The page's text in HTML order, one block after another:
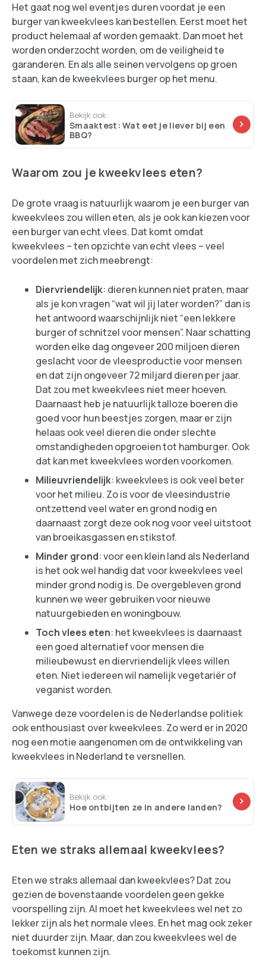
Het gaat nog wel eventjes duren voordat je een
burger van kweekvlees kan bestellen. Eerst moet het
product helemaal af worden gemaakt. Dan moet het
worden onderzocht worden, om de veiligheid te
garanderen. En als alle seinen vervolgens op groen
staan, kan de kweekvlees burger op het menu.
Bekijk ook:
Smaaktest: Wat eet je liever bij een
BBQ?
Waarom zou je kweekvlees eten?
De grote vraag is natuurlijk waarom je een burger van
kweekvlees zou willen eten, als je ook kan kiezen voor
een burger van echt vlees. Dat komt omdat
kweekvlees – ten opzichte van echt vlees – veel
voordelen met zich meebrengt:
Diervriendelijk: dieren kunnen niet praten, maar
als je kon vragen “wat wil jij later worden?” dan is
het antwoord waarschijnlijk niet “een lekkere
burger of schnitzel voor mensen”. Naar schatting
worden elke dag ongeveer 200 miljoen dieren
geslacht voor de vleesproductie voor mensen
en dat zijn ongeveer 72 miljard dieren per jaar.
Dat zou met kweekvlees niet meer hoeven.
Daarnaast heb je natuurlijk talloze boeren die
goed voor hun beestjes zorgen, maar er zijn
helaas ook veel dieren die onder slechte
omstandigheden opgroeien tot hamburger. Ook
dat kan met kweekvlees worden voorkomen.
Milieuvriendelijk: kweekvlees is ook veel beter
voor het milieu. Zo is voor de vleesindustrie
ontzettend veel water en grond nodig en
daarnaast zorgt deze ook nog voor veel uitstoot
van broeikasgassen en stikstof.
Minder grond: voor een klein land als Nederland
is het ook wel handig dat voor kweekvlees veel
minder grond nodig is. De overgebleven grond
kunnen we weer gebruiken voor nieuwe
natuurgebieden en woningbouw.
Toch vlees eten: het kweekvlees is daarnaast
een goed alternatief voor mensen die
milieubewust en diervriendelijk vlees willen
eten. Niet iedereen wil namelijk vegetariër of
veganist worden.
Vanwege deze voordelen is de Nederlandse politiek
ook enthousiast over kweekvlees. Zo werd er in 2020
nog een motie aangenomen om de ontwikkeling van
kweekvlees in Nederland te versnellen.
Bekijk ook:
Hoe ontbijten ze in andere landen?
Eten we straks allemaal kweekvlees?
Eten we straks allemaal dan kweekvlees? Dat zou
gezien de bovenstaande voordelen geen gekke
voorspelling zijn. Al moet het kweekvlees wel net zo
lekker zijn als het normale vlees. En het mag ook zeker
niet duurder zijn. Maar, dan zou kweekvlees wel de
toekomst kunnen zijn.